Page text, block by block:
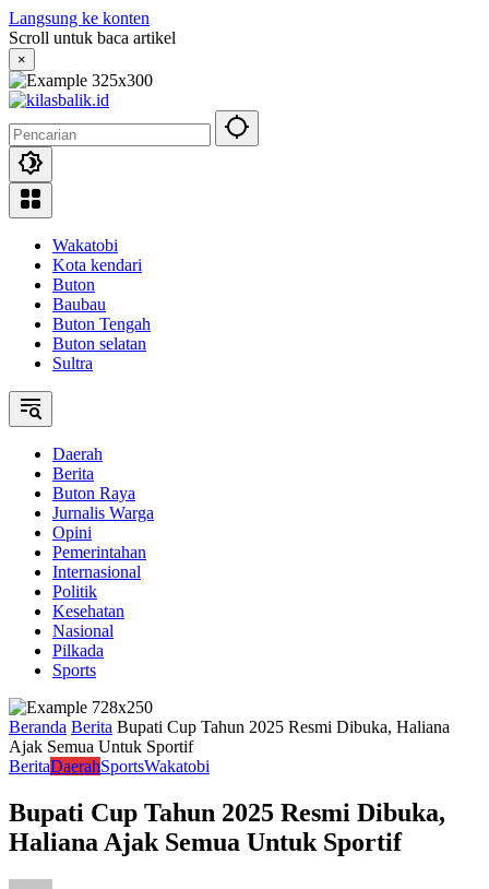
Langsung ke konten
Scroll untuk baca artikel
×
Wakatobi
Kota kendari
Buton
Baubau
Buton Tengah
Buton selatan
Sultra
Daerah
Berita
Buton Raya
Jurnalis Warga
Opini
Pemerintahan
Internasional
Politik
Kesehatan
Nasional
Pilkada
Sports
Beranda Berita Bupati Cup Tahun 2025 Resmi Dibuka, Haliana
Ajak Semua Untuk Sportif
BeritaDaerahSportsWakatobi
Bupati Cup Tahun 2025 Resmi Dibuka,
Haliana Ajak Semua Untuk Sportif